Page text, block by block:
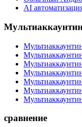
AI
сравнение